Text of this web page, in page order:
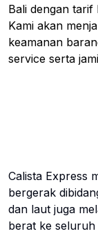
Bali dengan tarif
Kami akan
keamanan
service serta
Calista Express
bergerak
dan laut juga
berat ke seluruh